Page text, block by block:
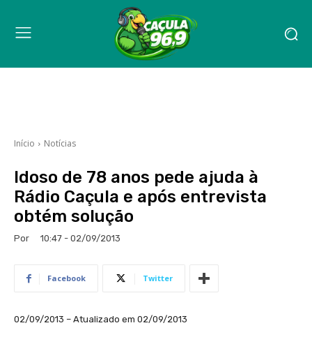
Início Notícias
Idoso de 78 anos pede ajuda à
Rádio Caçula e após entrevista
obtém solução
Por 10:47 - 02/09/2013
Facebook Twitter
02/09/2013 – Atualizado em 02/09/2013